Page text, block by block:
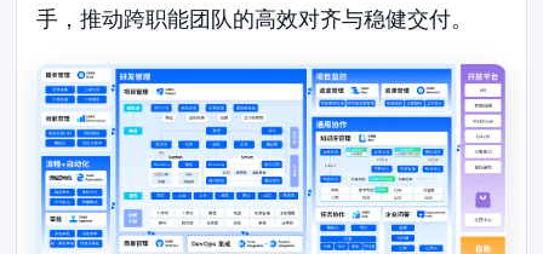
手，推动跨职能团队的高效对齐与稳健交付。